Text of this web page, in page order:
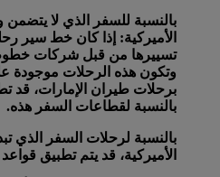
بالنسبة للسفر الذي لا يتضمن
الأميركية: إذا كان خط سير
تسييرها من قبل شركات
وتكون هذه الرحلات موجودة
برحلات طيران الإمارات، قد
بالنسبة لقطاعات السفر هذه.
بالنسبة لرحلات السفر الذي
الأميركية، قد يتم تطبيق